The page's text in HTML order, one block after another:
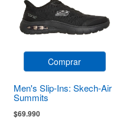
Comprar
Men's Slip-Ins: Skech-Air
Summits
$69.990